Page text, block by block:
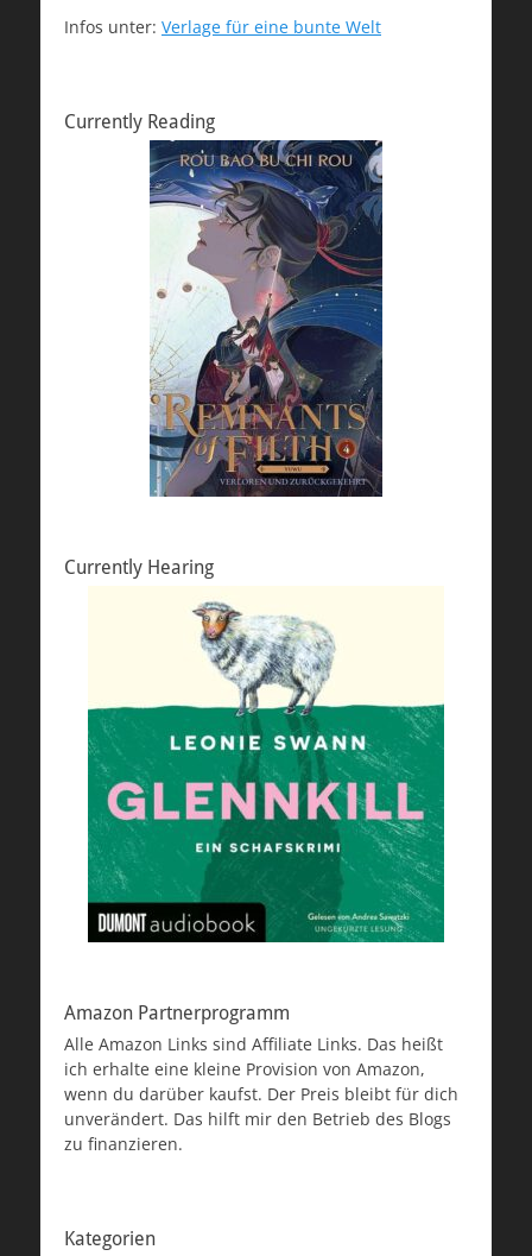
Infos unter: Verlage für eine bunte Welt
Currently Reading
Currently Hearing
Amazon Partnerprogramm
Alle Amazon Links sind Affiliate Links. Das heißt
ich erhalte eine kleine Provision von Amazon,
wenn du darüber kaufst. Der Preis bleibt für dich
unverändert. Das hilft mir den Betrieb des Blogs
zu finanzieren.
Kategorien